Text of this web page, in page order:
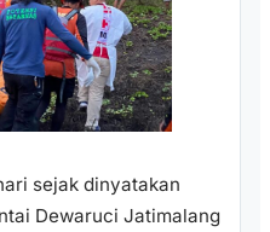
sejak dinyatakan
Dewaruci Jatimalang